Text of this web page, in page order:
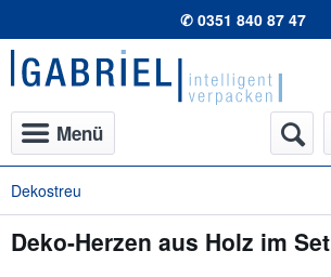
✆ 0351 840 87 47
Menü
Dekostreu
Deko-Herzen aus Holz im Set